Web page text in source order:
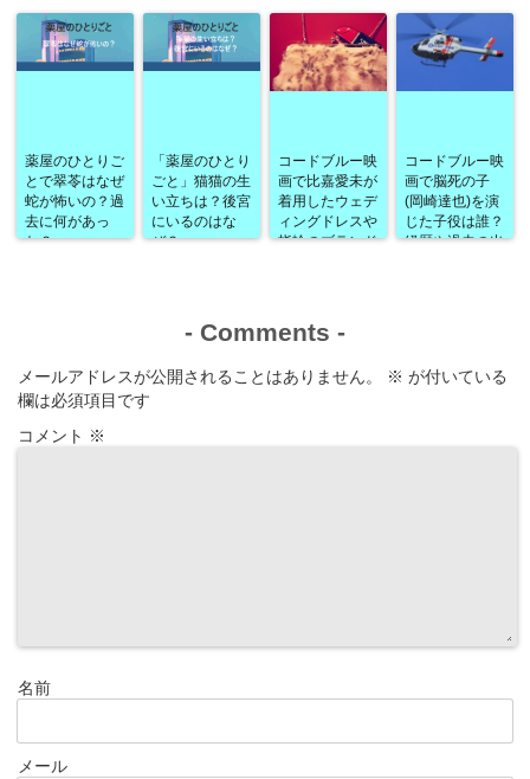
薬屋のひとりご
とで翠苓はなぜ
蛇が怖いの？過
去に何があっ
た？
「薬屋のひとり
ごと」猫猫の生
い立ちは？後宮
にいるのはな
ぜ？
コードブルー映
画で比嘉愛未が
着用したウェデ
ィングドレスや
指輪のブランド
コードブルー映
画で脳死の子
(岡崎達也)を演
じた子役は誰？
経歴や過去の出
- Comments -
メールアドレスが公開されることはありません。 ※ が付いている
欄は必須項目です
コメント ※
名前
メール